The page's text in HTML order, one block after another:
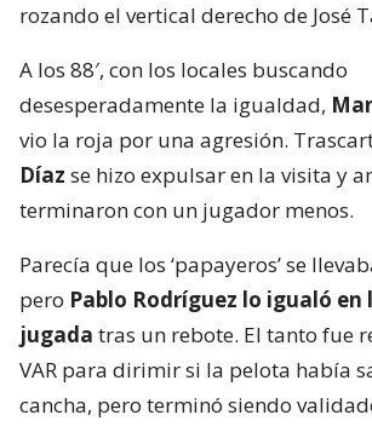
rozando el vertical derecho de José
A los 88′, con los locales buscando
desesperadamente la igualdad,
vio la roja por una agresión.
Díaz se hizo expulsar en la visita y
terminaron con un jugador menos.
Parecía que los ‘papayeros’ se
pero Pablo Rodríguez lo igualó
jugada tras un rebote. El tanto fue
VAR para dirimir si la pelota había
cancha, pero terminó siendo